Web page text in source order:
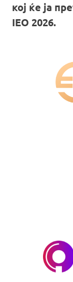
кој ќе ја
IEO 2026.